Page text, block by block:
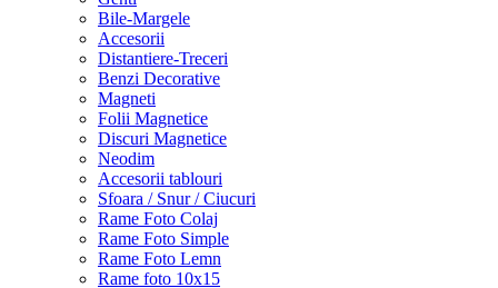
Bile-Margele
Accesorii
Distantiere-Treceri
Benzi Decorative
Magneti
Folii Magnetice
Discuri Magnetice
Neodim
Accesorii tablouri
Sfoara / Snur / Ciucuri
Rame Foto Colaj
Rame Foto Simple
Rame Foto Lemn
Rame foto 10x15